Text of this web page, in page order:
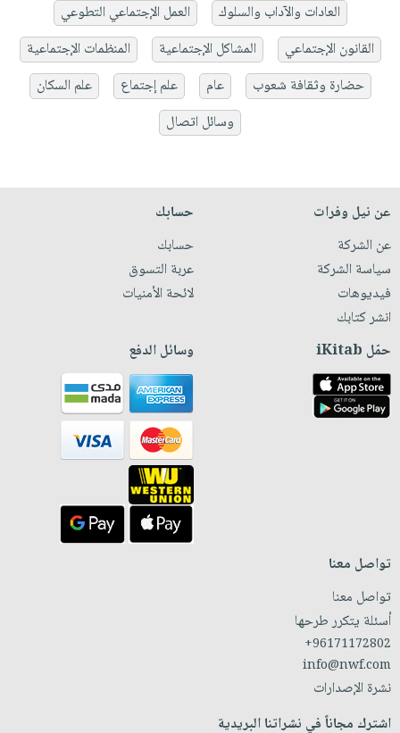
العادات والآداب والسلوك
العمل الإجتماعي التطوعي
القانون الإجتماعي
المشاكل الإجتماعية
المنظمات الإجتماعية
حضارة وثقافة شعوب
عام علم إجتماع
علم السكان
وسائل اتصال
عن نيل وفرات
عن الشركة
سياسة الشركة
فيديوهات
انشر كتابك
حسابك
حسابك
عربة التسوق
لائحة الأمنيات
حمّل iKitab وسائل الدفع
تواصل معنا
تواصل معنا
أسئلة يتكرر طرحها
+96171172802
info@nwf.com
نشرة الإصدارات
اشترك مجاناً في نشراتنا البريدية